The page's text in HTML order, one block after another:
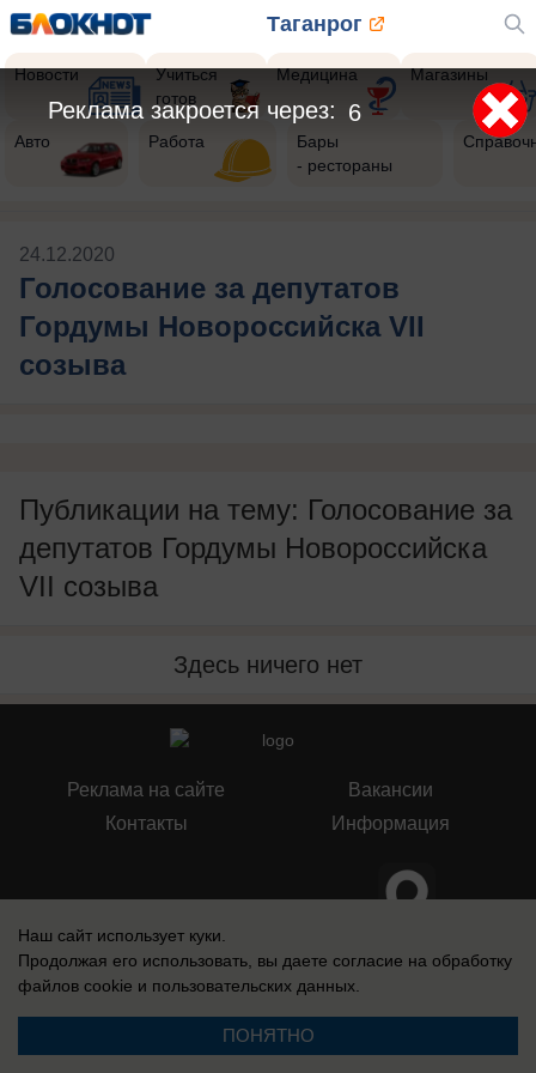
Таганрог
Новости
Учиться
готов
Медицина Магазины
Авто Работа
Бары
- рестораны
24.12.2020
Голосование за депутатов
Гордумы Новороссийска VII
созыва
Публикации на тему: Голосование за
депутатов Гордумы Новороссийска
VII созыва
Здесь ничего нет
Реклама на сайте
Контакты
Вакансии
Информация
Запись о регистрации СМИ: Эл № ФС 77-73438, выдано Федеральной
службой по надзору в сфере связи, информационных технологий и
массовых коммуникаций (Роскомнадзор) 17 августа 2018 г.
Наш сайт использует куки.
Продолжая его использовать, вы даете согласие на обработку
файлов cookie и пользовательских данных.
ПОНЯТНО
6
Реклама закроется через: